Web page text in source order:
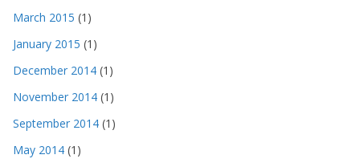
March 2015 (1)
January 2015 (1)
December 2014 (1)
November 2014 (1)
September 2014 (1)
May 2014 (1)